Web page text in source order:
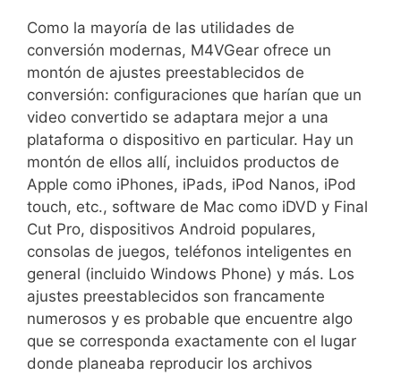
Como la mayoría de las utilidades de
conversión modernas, M4VGear ofrece un
montón de ajustes preestablecidos de
conversión: configuraciones que harían que un
video convertido se adaptara mejor a una
plataforma o dispositivo en particular. Hay un
montón de ellos allí, incluidos productos de
Apple como iPhones, iPads, iPod Nanos, iPod
touch, etc., software de Mac como iDVD y Final
Cut Pro, dispositivos Android populares,
consolas de juegos, teléfonos inteligentes en
general (incluido Windows Phone) y más. Los
ajustes preestablecidos son francamente
numerosos y es probable que encuentre algo
que se corresponda exactamente con el lugar
donde planeaba reproducir los archivos